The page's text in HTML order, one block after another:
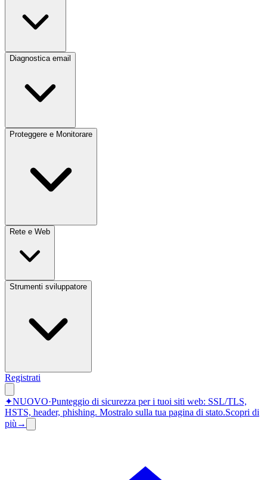
Diagnostica email
Proteggere e Monitorare
Rete e Web
Strumenti sviluppatore
Registrati
✦NUOVO·Punteggio di sicurezza per i tuoi siti web: SSL/TLS,
HSTS, header, phishing. Mostralo sulla tua pagina di stato.Scopri di
più →